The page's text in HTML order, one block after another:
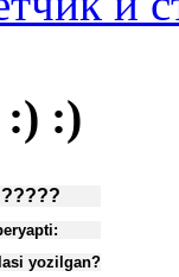
:)
yozilgan?